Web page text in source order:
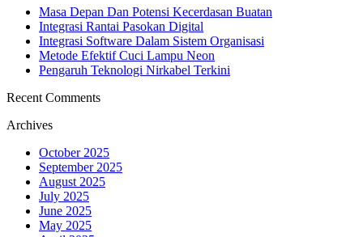
Masa Depan Dan Potensi Kecerdasan Buatan
Integrasi Rantai Pasokan Digital
Integrasi Software Dalam Sistem Organisasi
Metode Efektif Cuci Lampu Neon
Pengaruh Teknologi Nirkabel Terkini
Recent Comments
Archives
October 2025
September 2025
August 2025
July 2025
June 2025
May 2025